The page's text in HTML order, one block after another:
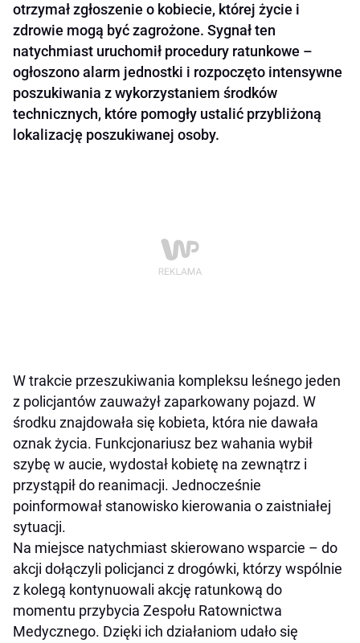
otrzymał zgłoszenie o kobiecie, której życie i
zdrowie mogą być zagrożone. Sygnał ten
natychmiast uruchomił procedury ratunkowe –
ogłoszono alarm jednostki i rozpoczęto intensywne
poszukiwania z wykorzystaniem środków
technicznych, które pomogły ustalić przybliżoną
lokalizację poszukiwanej osoby.
W trakcie przeszukiwania kompleksu leśnego jeden
z policjantów zauważył zaparkowany pojazd. W
środku znajdowała się kobieta, która nie dawała
oznak życia. Funkcjonariusz bez wahania wybił
szybę w aucie, wydostał kobietę na zewnątrz i
przystąpił do reanimacji. Jednocześnie
poinformował stanowisko kierowania o zaistniałej
sytuacji.
Na miejsce natychmiast skierowano wsparcie – do
akcji dołączyli policjanci z drogówki, którzy wspólnie
z kolegą kontynuowali akcję ratunkową do
momentu przybycia Zespołu Ratownictwa
Medycznego. Dzięki ich działaniom udało się